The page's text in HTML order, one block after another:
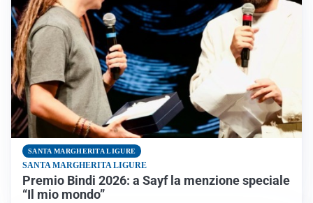
SANTA MARGHERITA LIGURE
SANTA MARGHERITA LIGURE
Premio Bindi 2026: a Sayf la menzione speciale
“Il mio mondo”